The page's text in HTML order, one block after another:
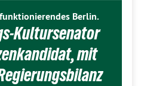
Berlin.
Kultursenator
mit